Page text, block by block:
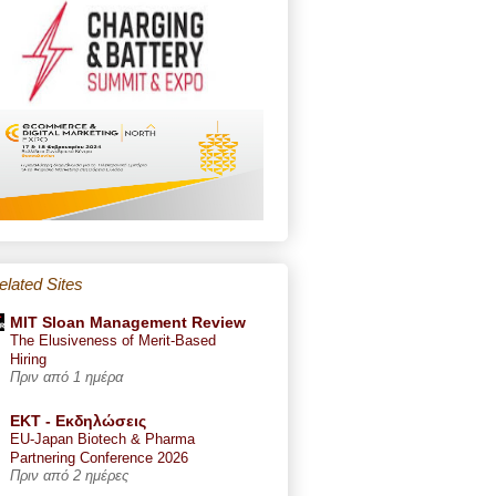
Sites
MIT Sloan Management Review
The Elusiveness of Merit-Based
Hiring
Πριν από 1 ημέρα
ΕΚΤ - Εκδηλώσεις
EU-Japan Biotech & Pharma
Partnering Conference 2026
Πριν από 2 ημέρες